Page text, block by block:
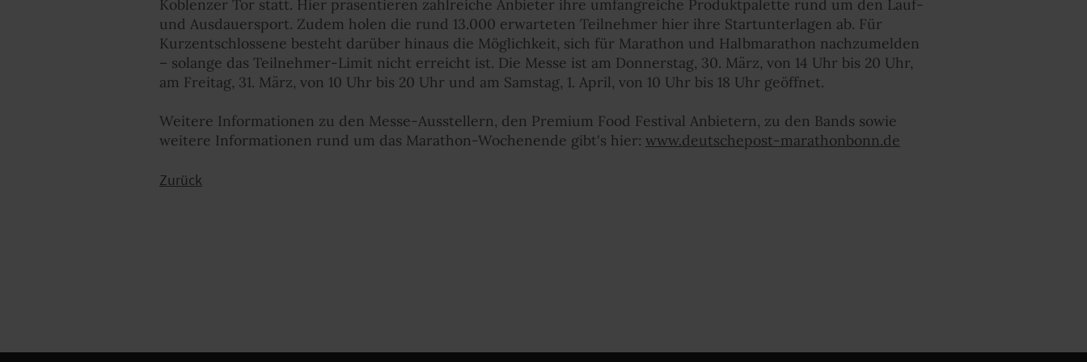
Koblenzer Tor statt. Hier präsentieren zahlreiche Anbieter ihre umfangreiche Produktpalette rund um den Lauf-
und Ausdauersport. Zudem holen die rund 13.000 erwarteten Teilnehmer hier ihre Startunterlagen ab. Für
Kurzentschlossene besteht darüber hinaus die Möglichkeit, sich für Marathon und Halbmarathon nachzumelden
– solange das Teilnehmer-Limit nicht erreicht ist. Die Messe ist am Donnerstag, 30. März, von 14 Uhr bis 20 Uhr,
am Freitag, 31. März, von 10 Uhr bis 20 Uhr und am Samstag, 1. April, von 10 Uhr bis 18 Uhr geöffnet.
Weitere Informationen zu den Messe-Ausstellern, den Premium Food Festival Anbietern, zu den Bands sowie
weitere Informationen rund um das Marathon-Wochenende gibt's hier: www.deutschepost-marathonbonn.de
Zurück